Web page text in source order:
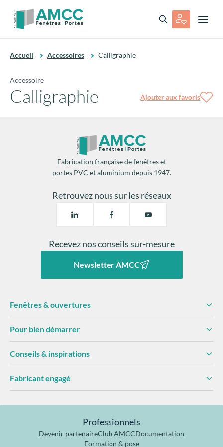
Accueil Accessoires Calligraphie
Accessoire
Calligraphie Ajouter aux favoris
Fabrication française de fenêtres et
portes PVC et aluminium depuis 1947.
Retrouvez nous sur les réseaux
Recevez nos conseils sur-mesure
Newsletter AMCC
Fenêtres & ouvertures
Pour bien démarrer
Conseils & inspirations
Fabricant engagé
Professionnels
Devenir partenaireClub AMCCDocumentation
Formation & pose